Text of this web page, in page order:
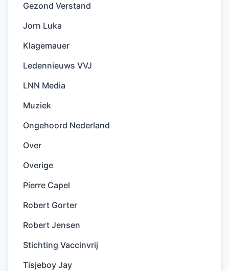
Gezond Verstand
Jorn Luka
Klagemauer
Ledennieuws VVJ
LNN Media
Muziek
Ongehoord Nederland
Over
Overige
Pierre Capel
Robert Gorter
Robert Jensen
Stichting Vaccinvrij
Tisjeboy Jay